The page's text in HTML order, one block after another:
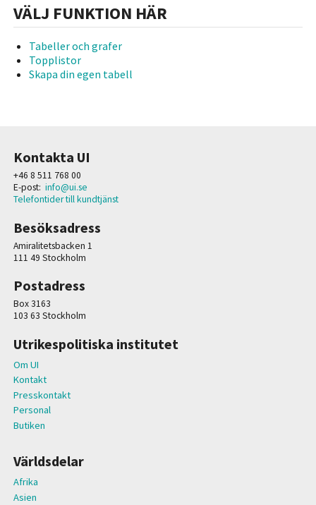
VÄLJ FUNKTION HÄR
Tabeller och grafer
Topplistor
Skapa din egen tabell
Kontakta UI
+46 8 511 768 00
E-post: info@ui.se
Telefontider till kundtjänst
Besöksadress
Amiralitetsbacken 1
111 49 Stockholm
Postadress
Box 3163
103 63 Stockholm
Utrikespolitiska institutet
Om UI
Kontakt
Presskontakt
Personal
Butiken
Världsdelar
Afrika
Asien